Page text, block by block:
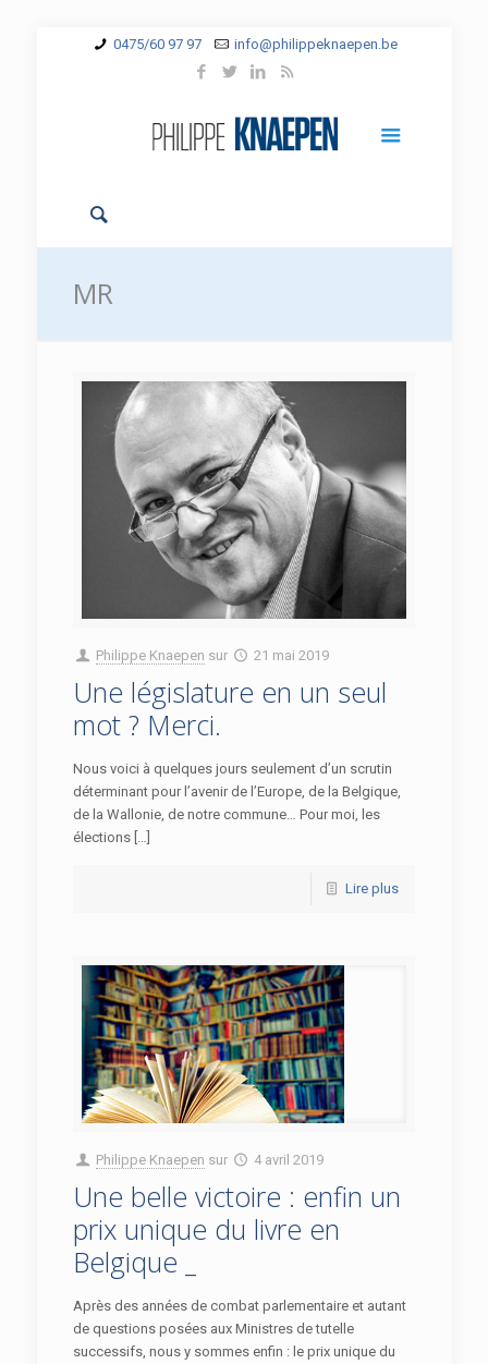
0475/60 97 97 info@philippeknaepen.be
MR
Philippe Knaepen sur 21 mai 2019
Une législature en un seul
mot ? Merci.
Nous voici à quelques jours seulement d’un scrutin
déterminant pour l’avenir de l’Europe, de la Belgique,
de la Wallonie, de notre commune… Pour moi, les
élections […]
Lire plus
Philippe Knaepen sur 4 avril 2019
Une belle victoire : enfin un
prix unique du livre en
Belgique _
Après des années de combat parlementaire et autant
de questions posées aux Ministres de tutelle
successifs, nous y sommes enfin : le prix unique du